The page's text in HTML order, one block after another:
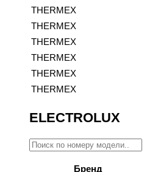
THERMEX
THERMEX
THERMEX
THERMEX
THERMEX
THERMEX
ELECTROLUX
Бренд